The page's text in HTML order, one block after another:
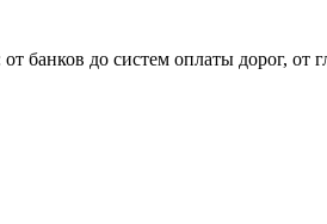
банков до систем оплаты дорог,